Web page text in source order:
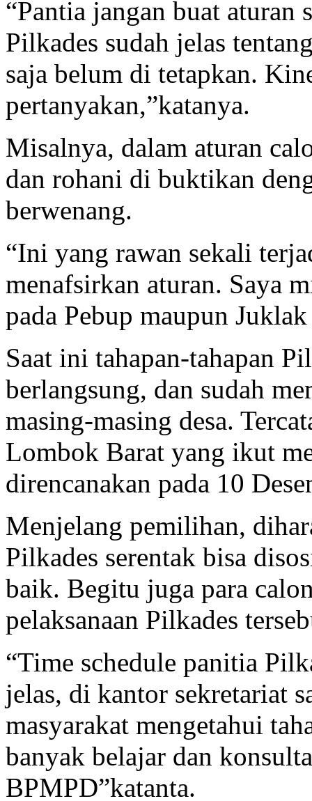
“Pantia jangan buat
Pilkades sudah jelas
saja belum di tetapkan.
pertanyakan,”katanya.
Misalnya, dalam aturan
dan rohani di buktikan
berwenang.
“Ini yang rawan sekali
menafsirkan aturan. Saya
pada Pebup maupun
Saat ini tahapan-tahapan
berlangsung, dan sudah
masing-masing desa.
Lombok Barat yang ikut
direncanakan pada 10
Menjelang pemilihan,
Pilkades serentak bisa
baik. Begitu juga para
pelaksanaan Pilkades
“Time schedule panitia
jelas, di kantor sekretariat
masyarakat mengetahui
banyak belajar dan
BPMPD”katanta.